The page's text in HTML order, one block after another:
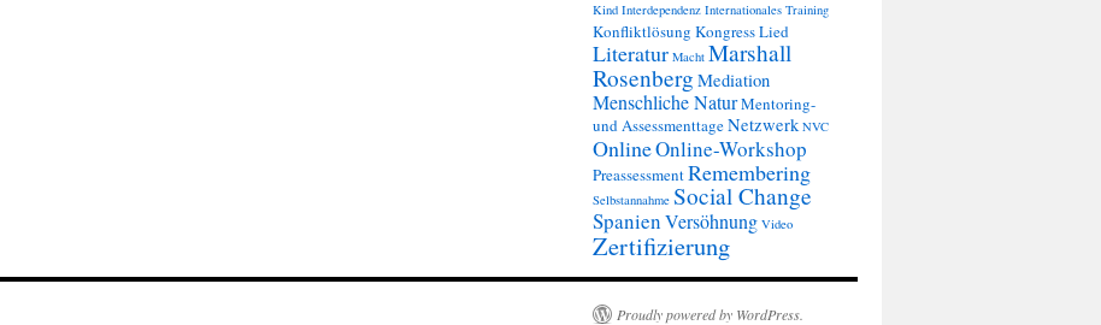
Kind Interdependenz Internationales Training
Konfliktlösung KongressLied
Literatur Macht Marshall
Rosenberg Mediation
Menschliche NaturMentoring-
und AssessmenttageNetzwerk NVC
OnlineOnline-Workshop
PreassessmentRemembering
Selbstannahme Social Change
SpanienVersöhnung Video
Zertifizierung
Proudly powered by WordPress.